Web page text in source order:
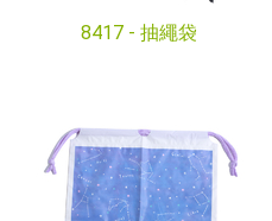
8417 - 抽繩袋